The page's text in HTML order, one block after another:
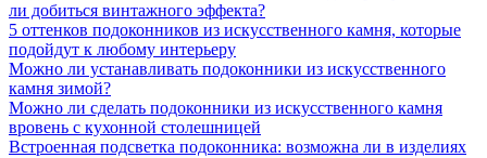
ли добиться винтажного эффекта?
5 оттенков подоконников из искусственного камня, которые
подойдут к любому интерьеру
Можно ли устанавливать подоконники из искусственного
камня зимой?
Можно ли сделать подоконники из искусственного камня
вровень с кухонной столешницей
Встроенная подсветка подоконника: возможна ли в изделиях